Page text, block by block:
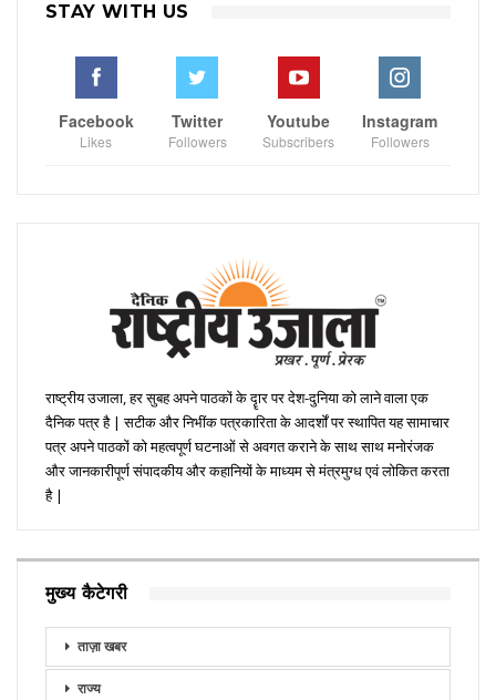
STAY WITH US
Facebook
Likes
Twitter
Followers
Youtube
Subscribers
Instagram
Followers
राष्ट्रीय उजाला, हर सुबह अपने पाठकों के दॄार पर देश-दुनिया को लाने वाला एक
दैनिक पत्र है | सटीक और निभींक पत्रकारिता के आदर्शों पर स्थापित यह सामाचार
पत्र अपने पाठकों को महत्वपूर्ण घटनाओं से अवगत कराने के साथ साथ मनोरंजक
और जानकारीपूर्ण संपादकीय और कहानियों के माध्यम से मंत्रमुग्ध एवं लोकित करता
है |
मुख्य कैटेगरी
ताज़ा खबर
राज्य